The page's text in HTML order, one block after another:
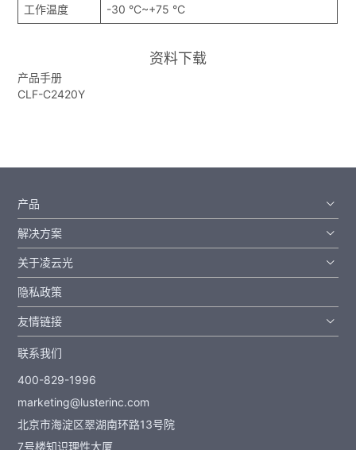
工作温度 -30 °C~+75 °C
资料下载
产品手册
CLF-C2420Y
产品
解决方案
关于凌云光
隐私政策
友情链接
联系我们
400-829-1996
marketing@lusterinc.com
北京市海淀区翠湖南环路13号院
7号楼知识理性大厦